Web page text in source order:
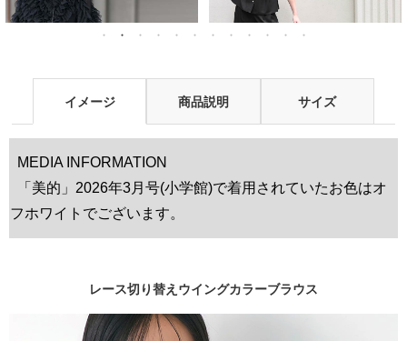
イメージ 商品説明 サイズ
MEDIA INFORMATION
「美的」2026年3月号(小学館)で着用されていたお色はオ
フホワイトでございます。
レース切り替えウイングカラーブラウス